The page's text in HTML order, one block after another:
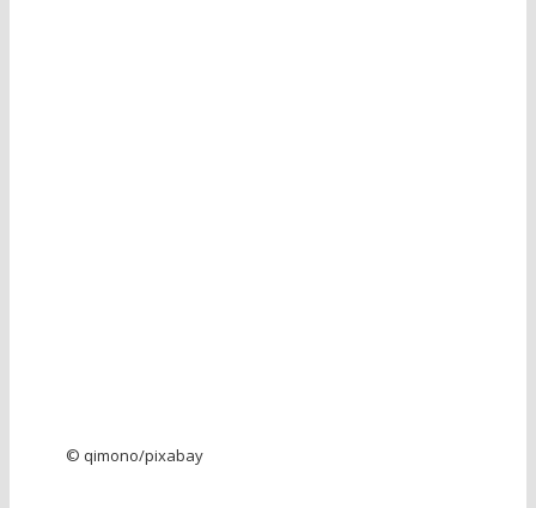
© qimono/pixabay